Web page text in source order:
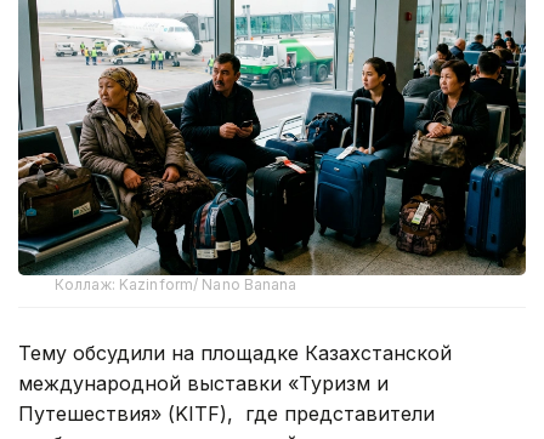
Коллаж: Kazinform/ Nano Banana
Тему обсудили на площадке Казахстанской
международной выставки «Туризм и
Путешествия» (KITF), где представители